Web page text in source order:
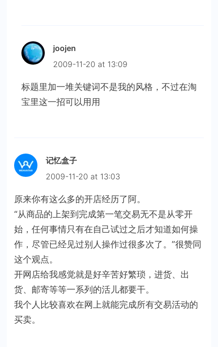
joojen
2009-11-20 at 13:09
标题里加一堆关键词不是我的风格，不过在淘
宝里这一招可以用用
记忆盒子
2009-11-20 at 13:03
原来你有这么多的开店经历了阿。
“从商品的上架到完成第一笔交易无不是从零开
始，任何事情只有在自己试过之后才知道如何操
作，尽管已经见过别人操作过很多次了。”很赞同
这个观点。
开网店给我感觉就是好辛苦好繁琐，进货、出
货、邮寄等等一系列的活儿都要干。
我个人比较喜欢在网上就能完成所有交易活动的
买卖。